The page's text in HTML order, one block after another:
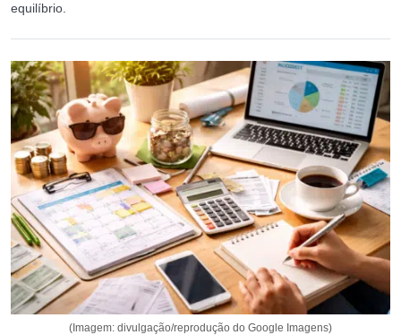
equilíbrio.
(Imagem: divulgação/reprodução do Google Imagens)